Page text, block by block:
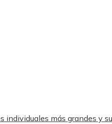
individuales más grandes y su